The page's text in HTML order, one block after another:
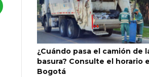
¿Cuándo pasa el camión de
basura? Consulte el horario
Bogotá